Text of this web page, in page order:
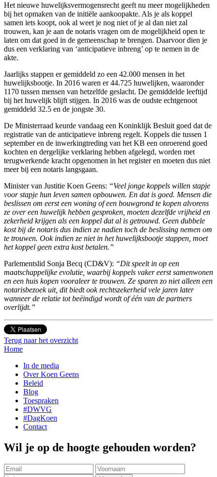
Het nieuwe huwelijksvermogensrecht geeft nu meer mogelijkheden
bij het opmaken van de initiële aankoopakte. Als je als koppel
samen iets koopt, ook al weet je nog niet of je al dan niet zal
trouwen, kan je aan de notaris vragen om de mogelijkheid open te
laten om dat goed in de gemeenschap te brengen. Daarvoor dien je
dus een verklaring van ‘anticipatieve inbreng’ op te nemen in de
akte.
Jaarlijks stappen er gemiddeld zo een 42.000 mensen in het
huwelijksbootje. In 2016 waren er 44.725 huwelijken, waaronder
1170 tussen mensen van hetzelfde geslacht. De gemiddelde leeftijd
bij het huwelijk blijft stijgen. In 2016 was de oudste echtgenoot
gemiddeld 32.5 en de jongste 30.
De Ministerraad keurde vandaag een Koninklijk Besluit goed dat de
registratie van de anticipatieve inbreng regelt. Koppels die tussen 1
september en de inwerkingtreding van het KB een onroerend goed
kochten en dergelijke verklaring hebben afgelegd, worden met
terugwerkende kracht opgenomen in het register en moeten dus niet
meer bij een notaris langsgaan.
Minister van Justitie Koen Geens: “Veel jonge koppels willen stapje
voor stapje hun leven samen opbouwen. En dat is goed. Mensen die
beslissen om eerst een woning of een bouwgrond te kopen alvorens
ze over een huwelijk hebben gesproken, moeten dezelfde vrijheid en
zekerheid krijgen als een koppel dat al is getrouwd. Geen dubbele
kost bij de notaris dus indien ze nadien toch de beslissing nemen om
te trouwen. Ook indien ze niet in het huwelijksbootje stappen, moet
het koppel geen extra kost betalen.”
Parlementslid Sonja Becq (CD&V): “Dit speelt in op een
maatschappelijke evolutie, waarbij koppels vaker eerst samenwonen
en een huis kopen vooraleer te trouwen. Ze sparen zo niet alleen een
notarisbezoek uit, dit biedt ook rechtszekerheid vele jaren later
wanneer de relatie tot beëindigd wordt of één van de partners
overlijdt.”
Terug naar het overzicht
Home
In de media
Over Koen Geens
Beleid
Blog
Toespraken
#DWVG
#DagKoen
Contact
Wil je op de hoogte gehouden worden?